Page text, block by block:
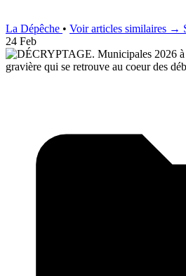
La Dépêche • Voir articles similaires →
24 Feb